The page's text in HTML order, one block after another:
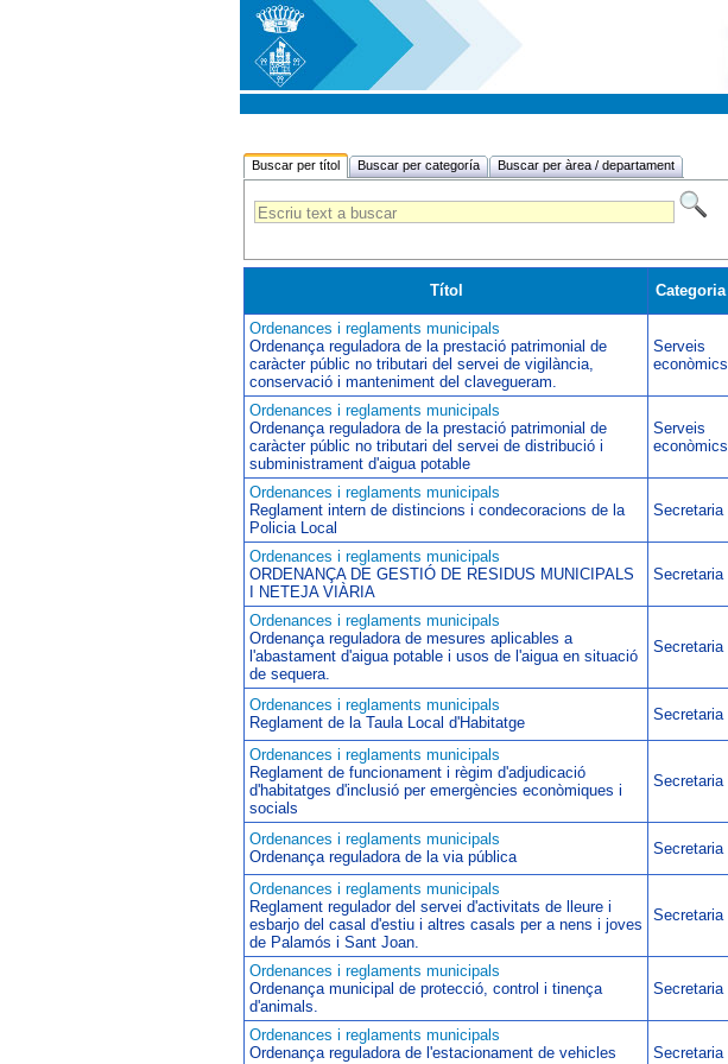
Buscar per títol Buscar per categoría Buscar per àrea / departament
Títol Categoria
Ordenances i reglaments municipals
Ordenança reguladora de la prestació patrimonial de
caràcter públic no tributari del servei de vigilància,
conservació i manteniment del clavegueram.
Serveis
econòmics
Ordenances i reglaments municipals
Ordenança reguladora de la prestació patrimonial de
caràcter públic no tributari del servei de distribució i
subministrament d'aigua potable
Serveis
econòmics
Ordenances i reglaments municipals
Reglament intern de distincions i condecoracions de la
Policia Local
Secretaria
Ordenances i reglaments municipals
ORDENANÇA DE GESTIÓ DE RESIDUS MUNICIPALS
I NETEJA VIÀRIA
Secretaria
Ordenances i reglaments municipals
Ordenança reguladora de mesures aplicables a
l'abastament d'aigua potable i usos de l'aigua en situació
de sequera.
Secretaria
Ordenances i reglaments municipals
Reglament de la Taula Local d'Habitatge
Secretaria
Ordenances i reglaments municipals
Reglament de funcionament i règim d'adjudicació
d'habitatges d'inclusió per emergències econòmiques i
socials
Secretaria
Ordenances i reglaments municipals
Ordenança reguladora de la via pública
Secretaria
Ordenances i reglaments municipals
Reglament regulador del servei d'activitats de lleure i
esbarjo del casal d'estiu i altres casals per a nens i joves
de Palamós i Sant Joan.
Secretaria
Ordenances i reglaments municipals
Ordenança municipal de protecció, control i tinença
d'animals.
Secretaria
Ordenances i reglaments municipals
Ordenança reguladora de l'estacionament de vehicles
Secretaria